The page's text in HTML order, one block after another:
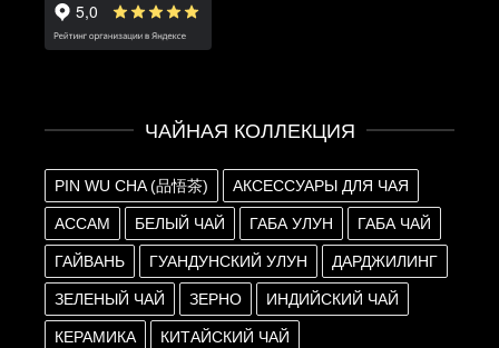
ЧАЙНАЯ КОЛЛЕКЦИЯ
PIN WU CHA (品悟茶) АКСЕССУАРЫ ДЛЯ ЧАЯ
АССАМ БЕЛЫЙ ЧАЙ ГАБА УЛУН ГАБА ЧАЙ
ГАЙВАНЬ ГУАНДУНСКИЙ УЛУН ДАРДЖИЛИНГ
ЗЕЛЕНЫЙ ЧАЙ ЗЕРНО ИНДИЙСКИЙ ЧАЙ
КЕРАМИКА КИТАЙСКИЙ ЧАЙ